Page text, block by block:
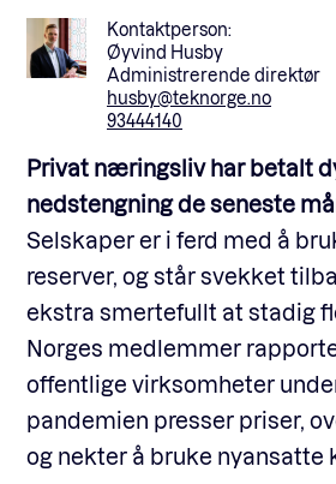
Rapporter
Kontaktperson:
Øyvind Husby
Administrerende direktør
husby@teknorge.no
93444140
Privat næringsliv har betalt
nedstengning de seneste
Selskaper er i ferd med å
reserver, og står svekket
ekstra smertefullt at stadig
Norges medlemmer
offentlige virksomheter
pandemien presser priser,
og nekter å bruke nyansatte